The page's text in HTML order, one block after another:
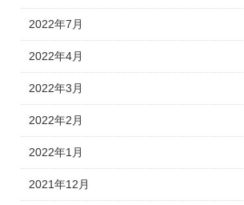
2022年7月
2022年4月
2022年3月
2022年2月
2022年1月
2021年12月